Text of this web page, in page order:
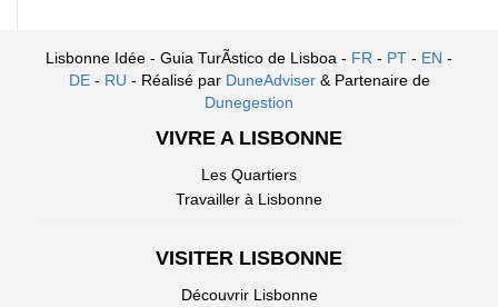
Lisbonne Idée - Guia TurÃ­stico de Lisboa - FR - PT - EN -
DE- RU - Réalisé par DuneAdviser & Partenaire de
Dunegestion
VIVRE A LISBONNE
Les Quartiers
Travailler à Lisbonne
VISITER LISBONNE
Découvrir Lisbonne